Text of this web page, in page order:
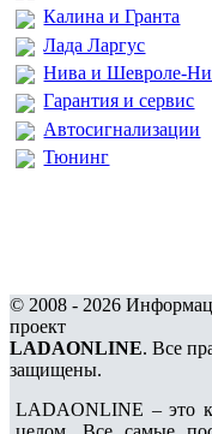
Калина и Гранта
Лада Ларгус
Нива и Шевроле-
Гарантия и сервис
Автосигнализации
Тюнинг
© 2008 - 2026
проект
LADAONLINE. Все
защищены.
LADAONLINE – это